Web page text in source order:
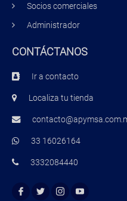
Socios comerciales
Administrador
CONTÁCTANOS
Ir a contacto
Localiza tu tienda
33 16026164
3332084440